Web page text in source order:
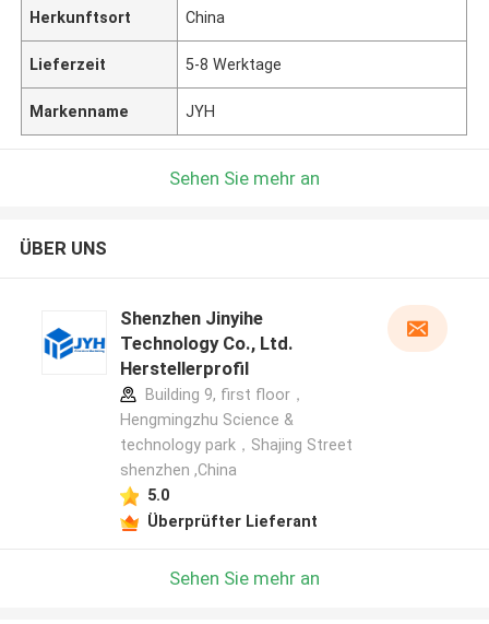
Herkunftsort China
Lieferzeit 5-8 Werktage
Markenname JYH
Sehen Sie mehr an
ÜBER UNS
Shenzhen Jinyihe
Technology Co., Ltd.
Herstellerprofil
Building 9, first floor，
Hengmingzhu Science &
technology park，Shajing Street
shenzhen ,China
5.0
Überprüfter Lieferant
Sehen Sie mehr an